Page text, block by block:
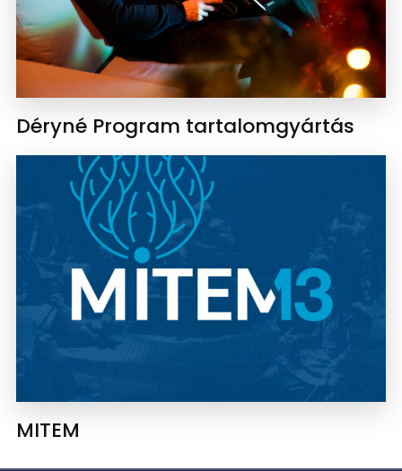
Déryné Program tartalomgyártás
MITEM